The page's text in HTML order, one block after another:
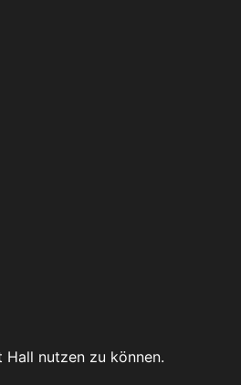
nutzen zu können.